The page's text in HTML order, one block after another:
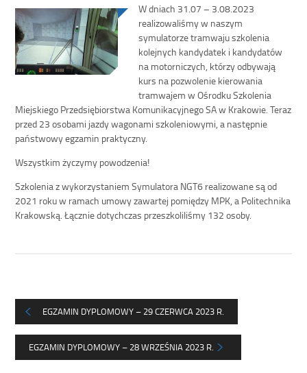
W dniach 31.07 – 3.08.2023
realizowaliśmy w naszym
symulatorze tramwaju szkolenia
kolejnych kandydatek i kandydatów
na motorniczych, którzy odbywają
kurs na pozwolenie kierowania
tramwajem w Ośrodku Szkolenia
Miejskiego Przedsiębiorstwa Komunikacyjnego SA w Krakowie. Teraz
przed 23 osobami jazdy wagonami szkoleniowymi, a następnie
państwowy egzamin praktyczny.
Wszystkim życzymy powodzenia!
Szkolenia z wykorzystaniem Symulatora NGT6 realizowane są od
2021 roku w ramach umowy zawartej pomiędzy MPK, a Politechnika
Krakowską. Łącznie dotychczas przeszkoliliśmy 132 osoby.
EGZAMIN DYPLOMOWY – 29 CZERWCA 2023 R.
EGZAMIN DYPLOMOWY – 28 WRZEŚNIA 2023 R.